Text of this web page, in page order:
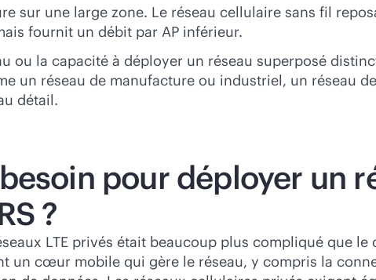
sur une large zone. Le réseau cellulaire sans fil
fournit un débit par AP inférieur.
ou la capacité à déployer un réseau superposé
un réseau de manufacture ou industriel, un réseau
détail.
pour déployer un
?
LTE privés était beaucoup plus compliqué que
un cœur mobile qui gère le réseau, y compris la